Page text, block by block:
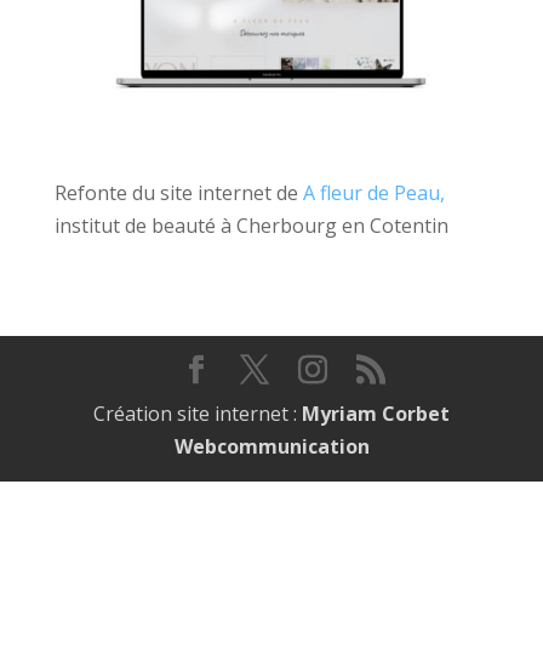
Refonte du site internet de A fleur de Peau,
institut de beauté à Cherbourg en Cotentin
Création site internet : Myriam Corbet
Webcommunication